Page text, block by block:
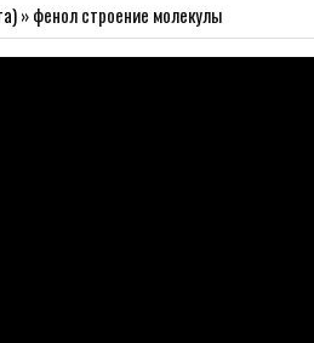
»фенол строение молекулы